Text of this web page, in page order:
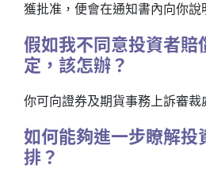
獲批准，便會在通知書內向你說
假如我不同意投資者賠
定，該怎辦？
你可向證券及期貨事務上訴審裁
如何能夠進一步瞭解投
排？